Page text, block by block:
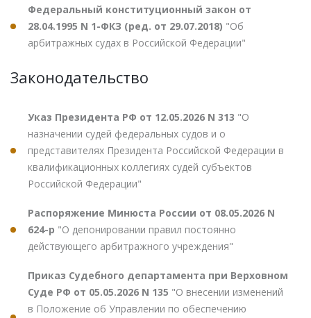
Федеральный конституционный закон от
28.04.1995 N 1-ФКЗ (ред. от 29.07.2018) "Об
арбитражных судах в Российской Федерации"
Законодательство
Указ Президента РФ от 12.05.2026 N 313 "О
назначении судей федеральных судов и о
представителях Президента Российской Федерации в
квалификационных коллегиях судей субъектов
Российской Федерации"
Распоряжение Минюста России от 08.05.2026 N
624-р "О депонировании правил постоянно
действующего арбитражного учреждения"
Приказ Судебного департамента при Верховном
Суде РФ от 05.05.2026 N 135 "О внесении изменений
в Положение об Управлении по обеспечению